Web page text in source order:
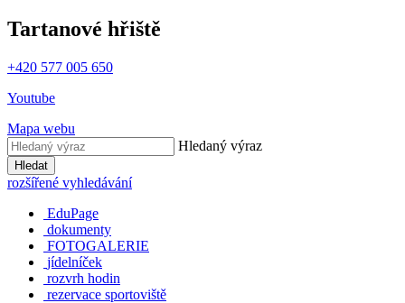
Tartanové hřiště
+420 577 005 650
Youtube
Mapa webu
Hledaný výraz
Hledat
rozšířené vyhledávání
EduPage
dokumenty
FOTOGALERIE
jídelníček
rozvrh hodin
rezervace sportoviště